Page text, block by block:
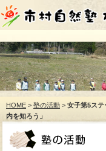
HOME > 塾の活動 > 女子第5ス
内を知ろう」